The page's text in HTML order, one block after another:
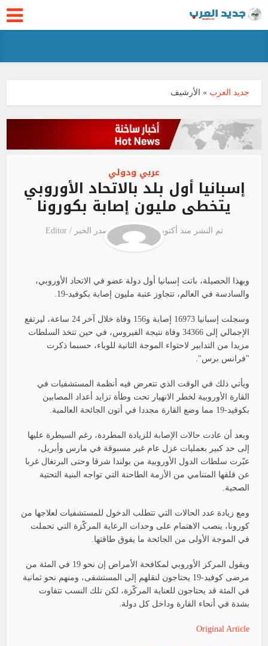
جديد العرب » الأرشيف
عربي ودولي
إسبانيا أول بلد بالاتحاد الأوروبي
يتخطى مليون إصابة بكورونا
تم النشر منذ أكتوبر 21, 2020 مصدر الخبر /Editor
وبهذا الحصيلة، باتت إسبانيا أول دولة عضو في الاتحاد الأوروبي،
والسادسة في العالم، تتجاوز عتبة مليون إصابة بكوفيد-19.
وسجلت إسبانيا 16973 إصابة و156 وفاة خلال آخر 24 ساعة، ليرتفع
الإجمالي إلى 34366 وفاة نتيجة الفيروس، في حين تتخذ السلطات
مزيدا من التدابير لاحتواء الموجة الثانية للوباء، حسبما ذكرت
"فرانس برس".
ويأتي ذلك في الوقت الذي تتعرض فيه أنظمة المستشفيات في
القارة الأوروبية لخطر الانهيار تحت وطأة تزايد أعداد المصابين
بكوفيد-19 مما وضع القارة مجددا في أتون الجائحة العالمية.
وبعد أن عادت حالات الإصابة للزيادة المطردة، رغم السيطرة عليها
إلى حد كبير بعمليات عزل عام غير مسبوقة في مارس وأبريل،
عبّرت سلطات الدول الأوروبية من بولندا شرقا وحتى البرتغال غربا
عن قلقها المتنامي من الأزمة الطاحنة التي تواجه البنية التحتية
الصحية.
ومع زيادة عدد الحالات التي تتطلب الدخول للمستشفيات لعلاجها من
كورونا، ينصب الاهتمام على وحدات الرعاية المركّزة التي تحملت
في الموجة الأولى من الجائحة ما يفوق طاقتها.
ويقول المركز الأوروبي لمكافحة الأمراض إن نحو 19 في المئة من
مرضى كوفيد-19 يحتاجون لنقلهم إلى المستشفى، ومنهم نحو ثمانية
في المئة قد يحتاجون للعناية المركّزة، لكن تلك النسب تتفاوت
بشدة في أنحاء القارة وداخل كل دولة.
Original Article